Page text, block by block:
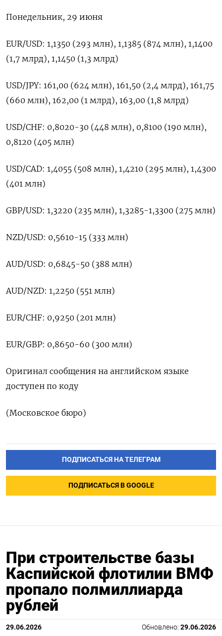
Понедельник, ‌29 июня
EUR/USD: 1,1350 (293 ‌млн), 1,1385 (874 млн), 1,1400
(1,7 млрд), ​1,1450 (1,3 ‌млрд)
USD/JPY: 161,00 (624 млн), ​161,50 (2,4 млрд), 161,75
(660 млн), ‌162,00 (1 млрд), 163,00 (1,8 млрд)
USD/CHF: 0,8020-30 (448 ​млн), ​0,8100 (190 ‌млн),
0,8120 (405 млн)
USD/CAD: 1,4055 (508 ​млн), 1,4210 (295 млн), 1,4300
(401 млн)
GBP/USD: 1,3220 (235 млн), 1,3285-1,3300 (275 млн)
NZD/USD: 0,5610-15 (333 млн)
AUD/USD: 0,6845-50 (388 ​млн)
AUD/NZD: 1,2250 (551 ⁠млн)
EUR/CHF: 0,9250 (201 млн)
EUR/GBP: ‌0,8650-60 (300 млн)
Оригинал сообщения ‌на английском языке ​
доступен по ‌коду
(Московское бюро)
ПОДПИСАТЬСЯ НА ТЕЛЕГРАМ
ПОДПИСАТЬСЯ В GOOGLE
При строительстве базы
Каспийской флотилии ВМФ
пропало полмиллиарда
рублей
29.06.2026 Обновлено: 29.06.2026